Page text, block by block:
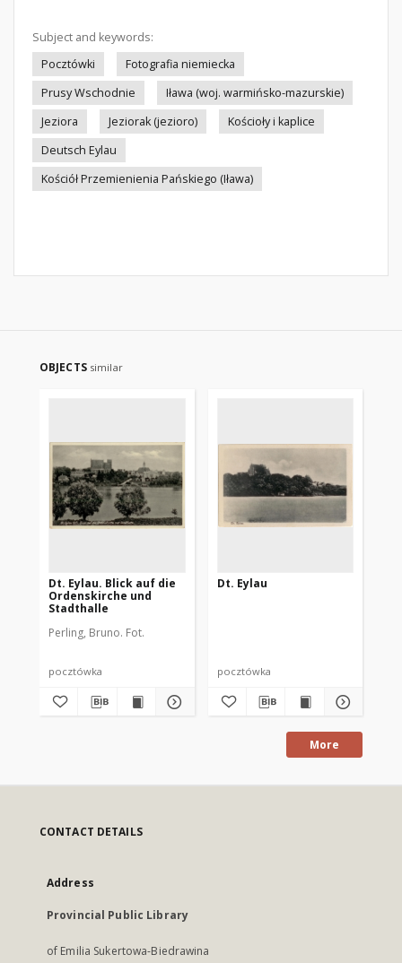
Subject and keywords:
Pocztówki
Fotografia niemiecka
Prusy Wschodnie
Iława (woj. warmińsko-mazurskie)
Jeziora
Jeziorak (jezioro)
Kościoły i kaplice
Deutsch Eylau
Kościół Przemienienia Pańskiego (Iława)
OBJECTS similar
Dt. Eylau. Blick auf die
Ordenskirche und
Stadthalle
Perling, Bruno. Fot.
pocztówka
Dt. Eylau
pocztówka
More
CONTACT DETAILS
Address
Provincial Public Library
of Emilia Sukertowa-Biedrawina